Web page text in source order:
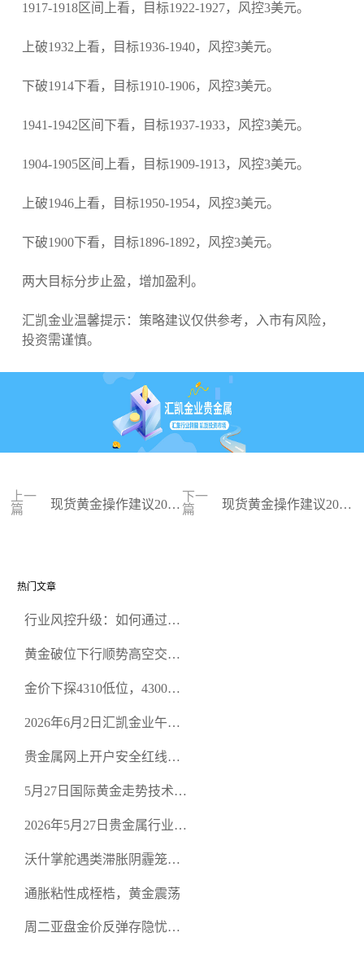
1917-1918区间上看，目标1922-1927，风控3美元。
上破1932上看，目标1936-1940，风控3美元。
下破1914下看，目标1910-1906，风控3美元。
1941-1942区间下看，目标1937-1933，风控3美元。
1904-1905区间上看，目标1909-1913，风控3美元。
上破1946上看，目标1950-1954，风控3美元。
下破1900下看，目标1896-1892，风控3美元。
两大目标分步止盈，增加盈利。
汇凯金业温馨提示：策略建议仅供参考，入市有风险，
投资需谨慎。
上一
篇
现货黄金操作建议2023
下一
篇
现货黄金操作建议2023
热门文章
行业风控升级：如何通过正
规黄金开户交易平台？
黄金破位下行顺势高空交易
金价下探4310低位，4300关
2026年6月2日汇凯金业午盘
空头清算算法如何布防？
贵金属网上开户安全红线：
恶意洗盘陷阱
5月27日国际黄金走势技术盘
规黄金平台全方位行情解析
2026年5月27日贵金属行业新
正规贵金属开户平台迎开户
热潮
沃什掌舵遇类滞胀阴霾笼
通胀粘性成桎梏，黄金震荡
周二亚盘金价反弹存隐忧，